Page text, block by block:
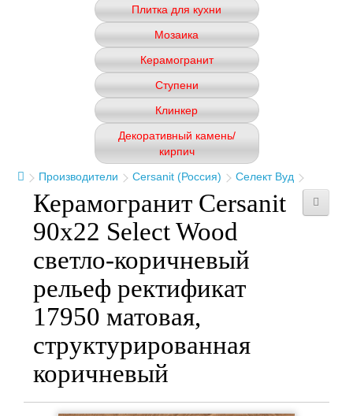
Плитка для кухни
Мозаика
Керамогранит
Ступени
Клинкер
Декоративный камень/
кирпич
Производители
Cersanit (Россия) Селект Вуд
Керамогранит Cersanit
90x22 Select Wood
светло-коричневый
рельеф ректификат
17950 матовая,
структурированная
коричневый